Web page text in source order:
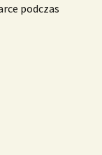
podczas